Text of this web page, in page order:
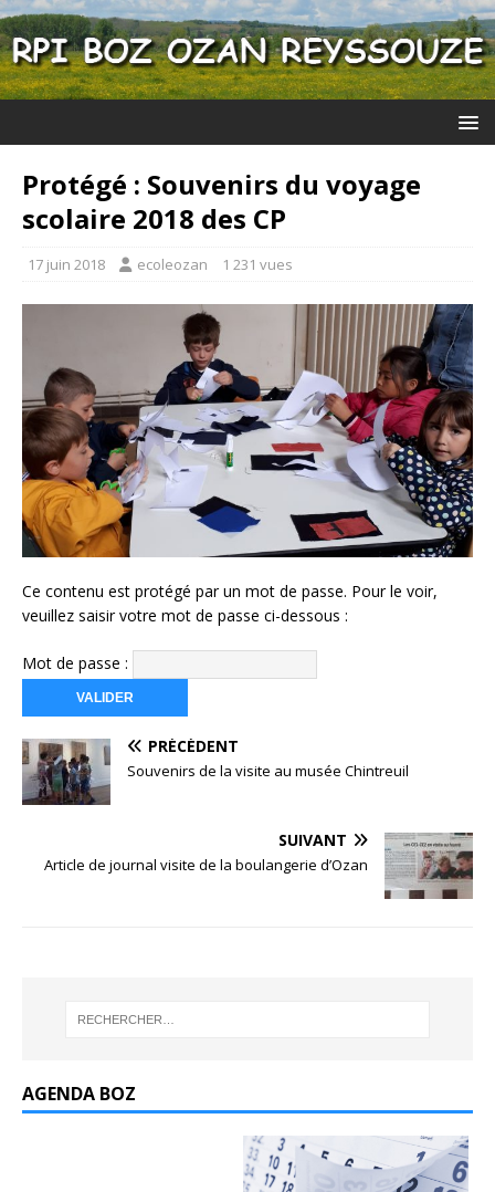
Protégé : Souvenirs du voyage
scolaire 2018 des CP
17 juin 2018 ecoleozan 1 231 vues
Ce contenu est protégé par un mot de passe. Pour le voir,
veuillez saisir votre mot de passe ci-dessous :
Mot de passe :
PRÉCÉDENT
Souvenirs de la visite au musée Chintreuil
SUIVANT
Article de journal visite de la boulangerie d’Ozan
AGENDA BOZ